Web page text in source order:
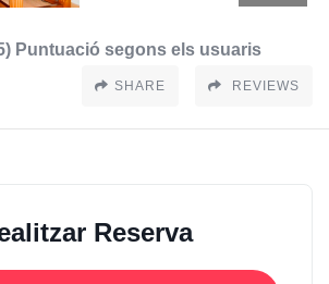
Puntuació segons els usuaris
SHARE REVIEWS
Reserva